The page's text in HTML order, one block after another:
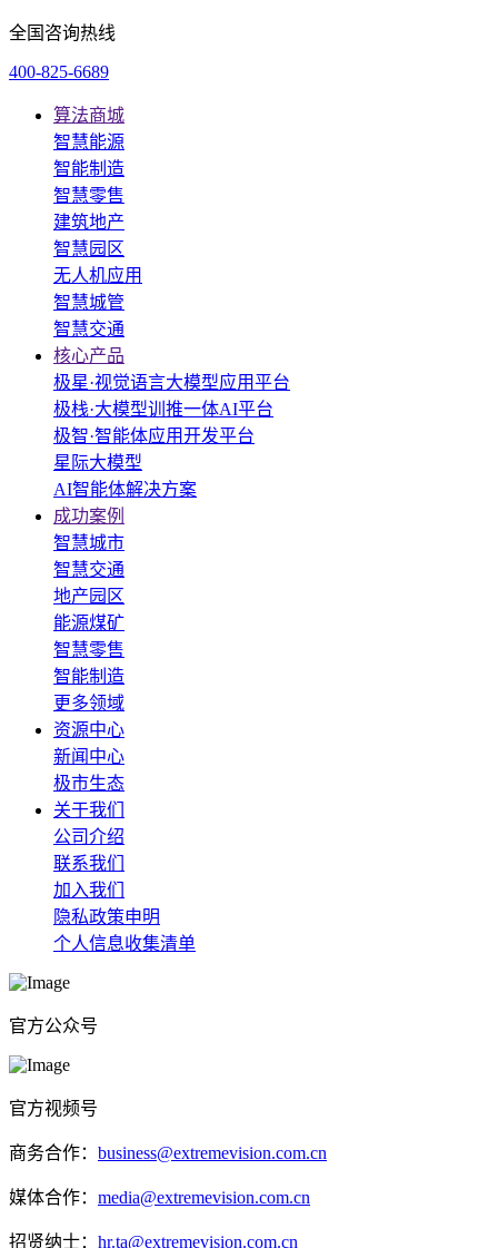
全国咨询热线
400-825-6689
算法商城
智慧能源
智能制造
智慧零售
建筑地产
智慧园区
无人机应用
智慧城管
智慧交通
核心产品
极星·视觉语言大模型应用平台
极栈·大模型训推一体AI平台
极智·智能体应用开发平台
星际大模型
AI智能体解决方案
成功案例
智慧城市
智慧交通
地产园区
能源煤矿
智慧零售
智能制造
更多领域
资源中心
新闻中心
极市生态
关于我们
公司介绍
联系我们
加入我们
隐私政策申明
个人信息收集清单
官方公众号
官方视频号
商务合作： business@extremevision.com.cn
媒体合作： media@extremevision.com.cn
招贤纳士： hr.ta@extremevision.com.cn